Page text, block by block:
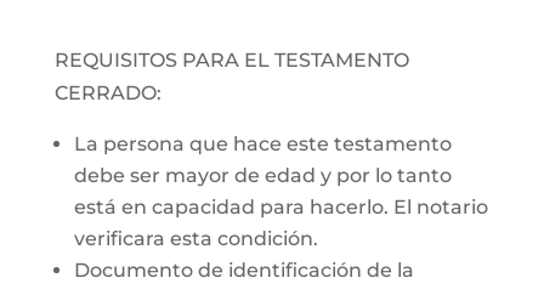
REQUISITOS PARA EL TESTAMENTO
CERRADO:
La persona que hace este testamento
debe ser mayor de edad y por lo tanto
está en capacidad para hacerlo. El notario
verificara esta condición.
Documento de identificación de la